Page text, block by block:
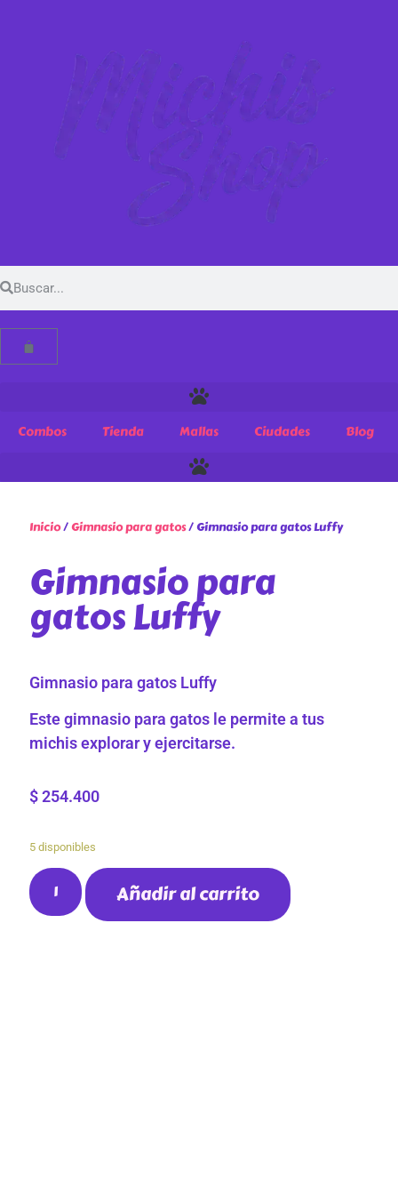
Combos Tienda Mallas Ciudades Blog
Inicio/Gimnasio para gatos/ Gimnasio para gatos Luffy
Gimnasio para
gatos Luffy
Gimnasio para gatos Luffy
Este gimnasio para gatos le permite a tus
michis explorar y ejercitarse.
$ 254.400
5 disponibles
Añadir al carrito